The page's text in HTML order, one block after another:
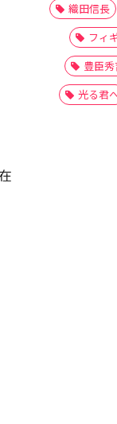
織田信長
フィ
豊臣秀
光る君